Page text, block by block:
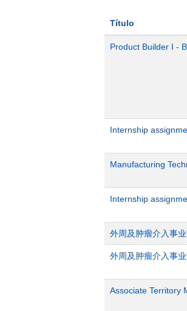
Título
Product Builder I -
Internship
Manufacturing
Internship
外周及肿瘤介入事
外周及肿瘤介入事
Associate Territory